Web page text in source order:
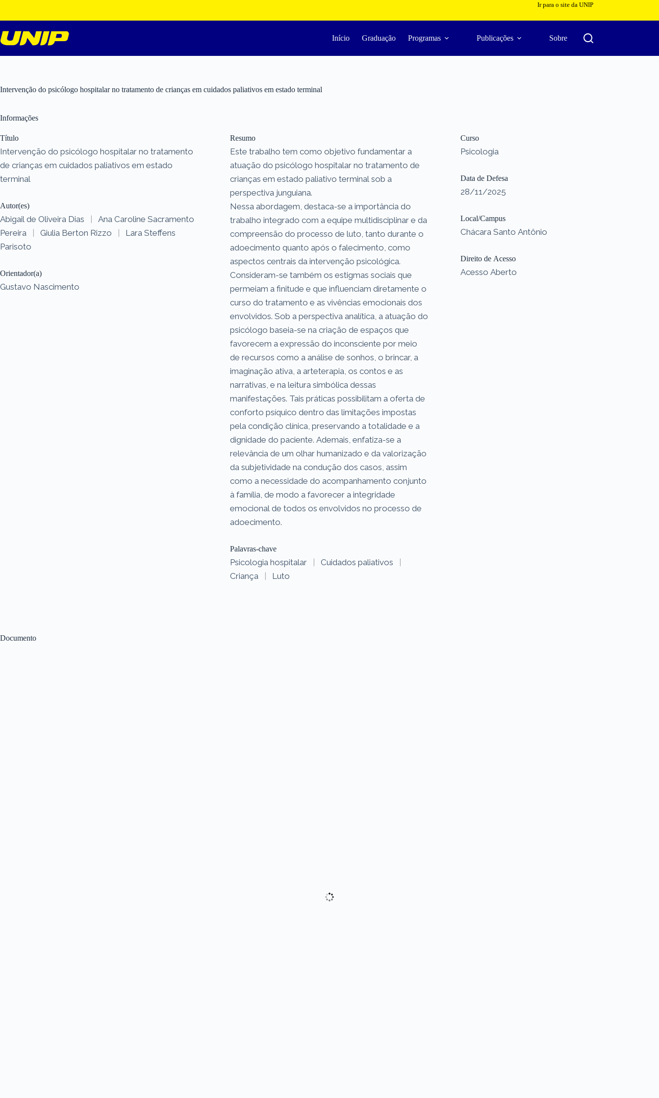
o
conteúdo
Ir para o site da UNIP
Início Graduação Programas Publicações Sobre
Intervenção do psicólogo hospitalar no tratamento de crianças em cuidados paliativos em estado terminal
Documento
Informações
Título
Intervenção do psicólogo hospitalar no tratamento
de crianças em cuidados paliativos em estado
terminal
Autor(es)
Abigail de Oliveira Dias |
Ana Caroline Sacramento
Pereira
| Giulia Berton Rizzo |
Lara Steffens
Parisoto
Orientador(a)
Gustavo Nascimento
Resumo
Este trabalho tem como objetivo fundamentar a
atuação do psicólogo hospitalar no tratamento de
crianças em estado paliativo terminal sob a
perspectiva junguiana.
Nessa abordagem, destaca-se a importância do
trabalho integrado com a equipe multidisciplinar e da
compreensão do processo de luto, tanto durante o
adoecimento quanto após o falecimento, como
aspectos centrais da intervenção psicológica.
Consideram-se também os estigmas sociais que
permeiam a finitude e que influenciam diretamente o
curso do tratamento e as vivências emocionais dos
envolvidos. Sob a perspectiva analítica, a atuação do
psicólogo baseia-se na criação de espaços que
favorecem a expressão do inconsciente por meio
de recursos como a análise de sonhos, o brincar, a
imaginação ativa, a arteterapia, os contos e as
narrativas, e na leitura simbólica dessas
manifestações. Tais práticas possibilitam a oferta de
conforto psíquico dentro das limitações impostas
pela condição clínica, preservando a totalidade e a
dignidade do paciente. Ademais, enfatiza-se a
relevância de um olhar humanizado e da valorização
da subjetividade na condução dos casos, assim
como a necessidade do acompanhamento conjunto
à família, de modo a favorecer a integridade
emocional de todos os envolvidos no processo de
adoecimento.
Palavras-chave
Psicologia hospitalar | Cuidados paliativos
|
Criança
| Luto
Curso
Psicologia
Data de Defesa
28/11/2025
Local/Campus
Chácara Santo Antônio
Direito de Acesso
Acesso Aberto